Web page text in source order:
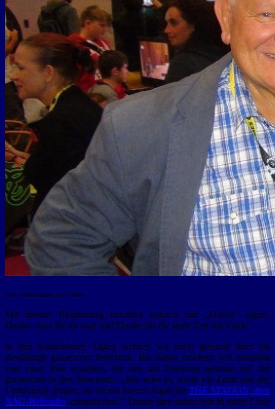
Petro Tyschtschenko mit Trebor
Mit diesem Blogbeitrag möchten einfach mal „Danke“ sagen.
Danke, dass Ihr da wart und Danke für die geile Zeit mit Euch!
In den kommenden Tagen werden wir noch genauer über die
diesjährige gamescom berichten. Bis dahin möchten wir zunächst
von einer Idee erzählen, die uns am Dienstag spontan auf der
gamescom in den Sinn kam.: „Wie wäre es, wenn wir Leute aus der
Community fragen, ob sie ein kurzes Jingle für THE STATION, dem
NAG-Webradio , einsprechen?“ Dieser Idee nahm sich in erster Linie